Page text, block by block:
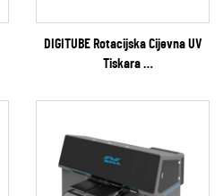
DIGITUBE Rotacijska Cijevna UV
Tiskara